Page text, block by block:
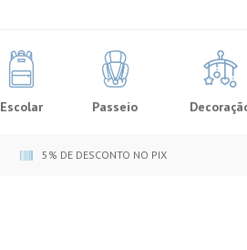
Escolar Passeio
5% DE DESCONTO NO PIX